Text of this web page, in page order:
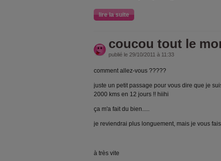
lire la suite
coucou tout le
publié le 29/10/2011 à 11:33
comment allez-vous ?????
juste un petit passage pour vous dire que je
2000 kms en 12 jours !! hiihi
ça m'a fait du bien.....
je reviendrai plus longuement, mais je vous
à très vite